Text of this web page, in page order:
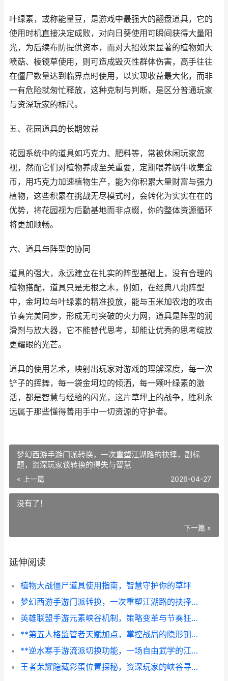
叶绿素，或称能量豆，是游戏中最强大的翻盘道具，它的
使用时机直接决定成败，对向日葵使用可瞬间获得大量阳
光，为后续布防提供资本，而对大招效果显著的植物如大
喷菇、棱镜草使用，则可造成毁灭性群体伤害，高手往往
在僵尸数量达到临界点时使用，以实现收益最大化，而非
一有危险就匆忙释放，这种克制与判断，是区分普通玩家
与资深玩家的标尺。
五、花园道具的长期效益
花园系统中的道具如巧克力、肥料等，常被休闲玩家忽
视，然而它们对植物养成至关重要，定期喂养蜗牛收集金
币，用巧克力加速植物生产，能为你积累大量财富与强力
植物，这些积累在挑战无尽模式时，会转化为实实在在的
优势，将花园视为后勤基地而非点缀，你的整体资源循环
将更加顺畅。
六、道具与阵型的协同
道具的强大，永远建立在扎实的阵型基础上，没有合理的
植物搭配，道具只是无根之木，例如，在经典八炮阵型
中，金坷垃与叶绿素的精准投放，能与玉米加农炮的攻击
节奏完美同步，形成无可突破的火力网，道具是阵型的润
滑剂与放大器，它不能替代思考，却能让优秀的思考绽放
更耀眼的光芒。
道具的使用艺术，映射出玩家对游戏的理解深度，每一次
铲子的挥舞，每一袋金坷垃的倾洒，每一颗叶绿素的激
活，都是智慧与经验的闪光，这片草坪上的战争，胜利永
远属于那些懂得善用手中一切资源的守护者。
梦幻西游手游门派转换，一次重塑江湖路的抉择，副标
题，资深玩家谈转换的得失与智慧
« 上一篇 2026-04-27
没有了！
下一篇 »
延伸阅读
植物大战僵尸道具使用指南，智慧守护你的草坪
梦幻西游手游门派转换，一次重塑江湖路的抉择，副标题，资深玩家谈转换的得失与智慧
英雄联盟手游元素峡谷机制，策略变革与节奏狂想曲的副标题
**第五人格监管者天赋加点，掌控战局的隐形钥匙，副标题，狩猎艺术的策略基石**
**逆水寒手游流派切换功能，一场自由武学的江湖革命，副标题，从一而终到随心而变**
王者荣耀隐藏彩蛋位置探秘，资深玩家的峡谷寻宝指南，副标题，那些被忽略的互动秘密